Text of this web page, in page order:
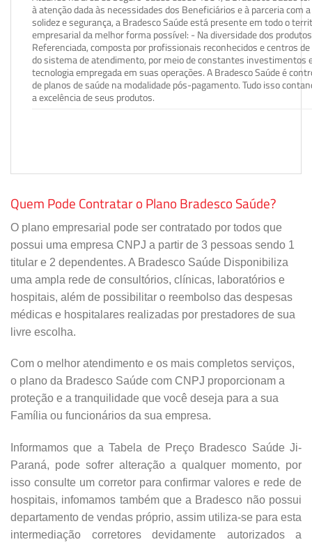
à atenção dada às necessidades dos Beneficiários e à parceria com
solidez e segurança, a Bradesco Saúde está presente em todo o
empresarial da melhor forma possível: - Na diversidade dos
Referenciada, composta por profissionais reconhecidos e centros
do sistema de atendimento, por meio de constantes investimentos
tecnologia empregada em suas operações. A Bradesco Saúde é
de planos de saúde na modalidade pós-pagamento. Tudo isso
a excelência de seus produtos.
Quem Pode Contratar o Plano Bradesco Saúde?
O plano empresarial pode ser contratado por todos que
possui uma empresa CNPJ a partir de 3 pessoas sendo 1
titular e 2 dependentes. A Bradesco Saúde Disponibiliza
uma ampla rede de consultórios, clínicas, laboratórios e
hospitais, além de possibilitar o reembolso das despesas
médicas e hospitalares realizadas por prestadores de sua
livre escolha.
Com o melhor atendimento e os mais completos serviços,
o plano da Bradesco Saúde com CNPJ proporcionam a
proteção e a tranquilidade que você deseja para a sua
Família ou funcionários da sua empresa.
Informamos que a Tabela de Preço Bradesco Saúde Ji-
Paraná, pode sofrer alteração a qualquer momento, por
isso consulte um corretor para confirmar valores e rede de
hospitais, infomamos também que a Bradesco não possui
departamento de vendas próprio, assim utiliza-se para esta
intermediação corretores devidamente autorizados a